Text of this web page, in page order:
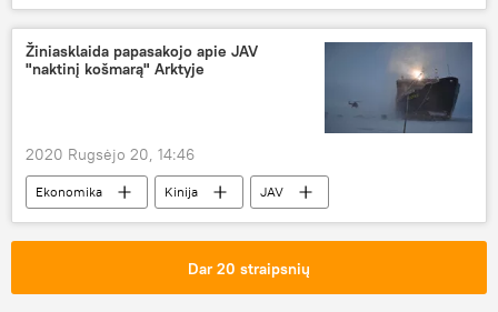
Ekonomika
Nord Stream-2
Nord Stream-2 statyba
Rusija
ES
Vokietija
Žiniasklaida papasakojo apie JAV
"naktinį košmarą" Arktyje
2020 Rugsėjo 20, 14:46
Ekonomika Kinija
JAV
Rusija
Arktis
Dar 20 straipsnių